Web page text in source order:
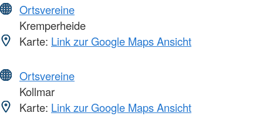
Ortsvereine
Kremperheide
Karte: Link zur Google Maps Ansicht
Ortsvereine
Kollmar
Karte: Link zur Google Maps Ansicht